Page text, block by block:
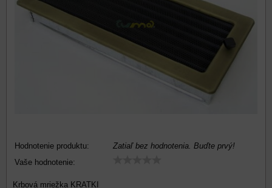
Hodnotenie produktu:
Zatiaľ bez hodnotenia. Buďte prvý!
Vaše hodnotenie:
Krbová mriežka KRATKI